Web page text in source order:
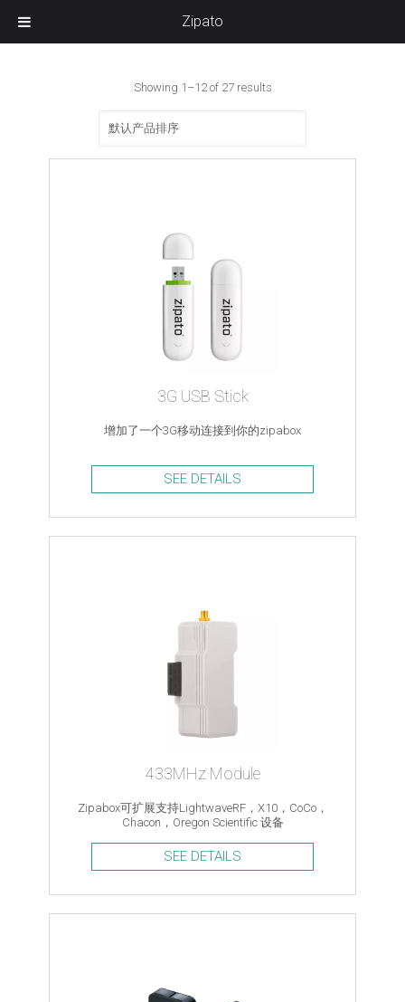
Showing 1–12 of 27 results
3G USB Stick
增加了一个3G移动连接到你的zipabox
SEE DETAILS
433MHz Module
Zipabox可扩展支持LightwaveRF，X10，CoCo，
Chacon，Oregon Scientific 设备
SEE DETAILS
Zipato